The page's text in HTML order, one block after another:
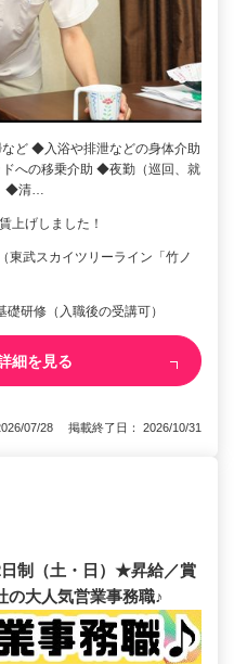
ど ◆入浴や排泄などの身体介助
への移乗介助 ◆夜勤（巡回、就
◆清…
げしました！
東武スカイツリーライン「竹ノ
研修（入職後の受講可）
細を見る
07/28 掲載終了日： 2026/10/31
日制（土・日）★昇給／賞
大人気営業事務職♪